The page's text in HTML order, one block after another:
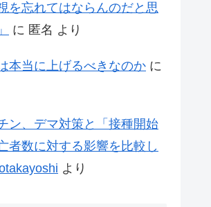
を忘れてはならんのだと思
に 匿名 より
本当に上げるべきなのか に
ン、デマ対策と「接種開始
者数に対する影響を比較し
より